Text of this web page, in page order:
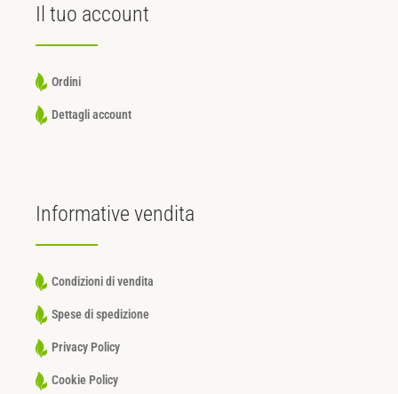
Il tuo account
Ordini
Dettagli account
Informative vendita
Condizioni di vendita
Spese di spedizione
Privacy Policy
Cookie Policy